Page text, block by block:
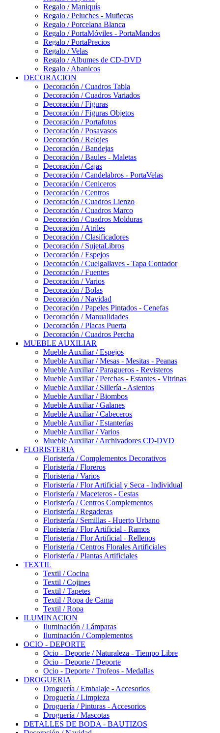
Regalo / Maniquís
Regalo / Peluches - Muñecas
Regalo / Porcelana Blanca
Regalo / PortaMóviles - PortaMandos
Regalo / PortaPrecios
Regalo / Velas
Regalo / Albumes de CD-DVD
Regalo / Abanicos
DECORACION
Decoración / Cuadros Tabla
Decoración / Cuadros Variados
Decoración / Figuras
Decoración / Figuras Objetos
Decoración / Portafotos
Decoración / Posavasos
Decoración / Relojes
Decoración / Bandejas
Decoración / Baules - Maletas
Decoración / Cajas
Decoración / Candelabros - PortaVelas
Decoración / Ceniceros
Decoración / Centros
Decoración / Cuadros Lienzo
Decoración / Cuadros Marco
Decoración / Cuadros Molduras
Decoración / Atriles
Decoración / Clasificadores
Decoración / SujetaLibros
Decoración / Espejos
Decoración / Cuelgallaves - Tapa Contador
Decoración / Fuentes
Decoración / Varios
Decoración / Bolas
Decoración / Navidad
Decoración / Papeles Pintados - Cenefas
Decoración / Manualidades
Decoración / Placas Puerta
Decoración / Cuadros Percha
MUEBLE AUXILIAR
Mueble Auxiliar / Espejos
Mueble Auxiliar / Mesas - Mesitas - Peanas
Mueble Auxiliar / Paragueros - Revisteros
Mueble Auxiliar / Perchas - Estantes - Vitrinas
Mueble Auxiliar / Sillería - Asientos
Mueble Auxiliar / Biombos
Mueble Auxiliar / Galanes
Mueble Auxiliar / Cabeceros
Mueble Auxiliar / Estanterías
Mueble Auxiliar / Varios
Mueble Auxiliar / Archivadores CD-DVD
FLORISTERIA
Floristería / Complementos Decorativos
Floristería / Floreros
Floristería / Varios
Floristería / Flor Artificial y Seca - Individual
Floristería / Maceteros - Cestas
Floristería / Centros Complementos
Floristería / Regaderas
Floristería / Semillas - Huerto Urbano
Floristería / Flor Artificial - Ramos
Floristería / Flor Artificial - Rellenos
Floristería / Centros Florales Artificiales
Floristería / Plantas Artificiales
TEXTIL
Textil / Cocina
Textil / Cojines
Textil / Tapetes
Textil / Ropa de Cama
Textil / Ropa
ILUMINACION
Iluminación / Lámparas
Iluminación / Complementos
OCIO - DEPORTE
Ocio - Deporte / Naturaleza - Tiempo Libre
Ocio - Deporte / Deporte
Ocio - Deporte / Trofeos - Medallas
DROGUERIA
Droguería / Embalaje - Accesorios
Droguería / Limpieza
Droguería / Pinturas - Accesorios
Droguería / Mascotas
DETALLES DE BODA - BAUTIZOS